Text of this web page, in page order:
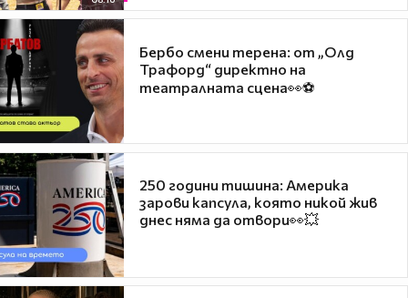
Бербо смени терена: от „Олд
Трафорд“ директно на
театралната сцена👀⚽
250 години тишина: Америка
зарови капсула, която никой жив
днес няма да отвори👀💥